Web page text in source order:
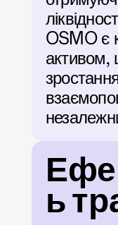
OSMO є
ь